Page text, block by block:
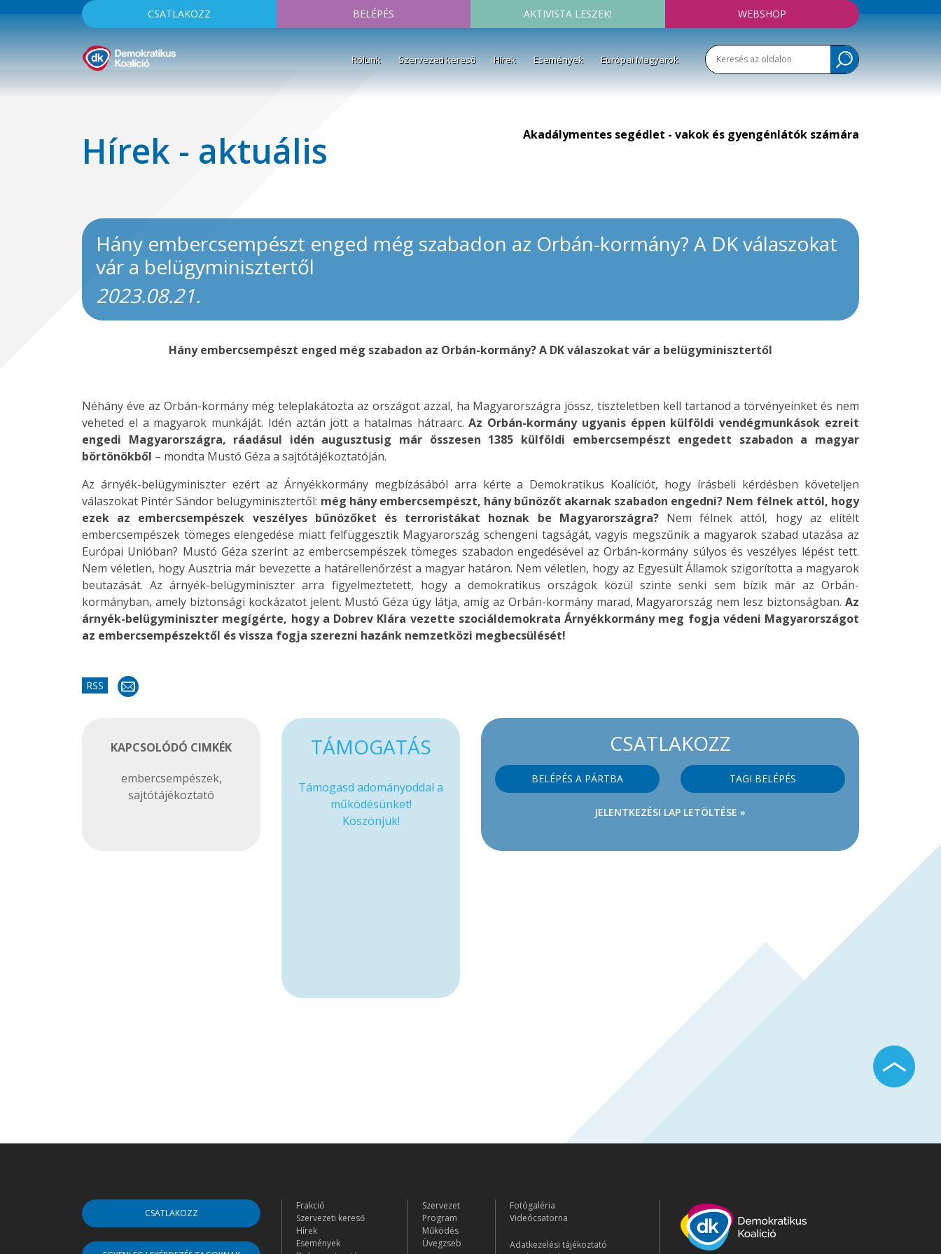
CSATLAKOZZ BELÉPÉS AKTIVISTA LESZEK! WEBSHOP
Rólunk Szervezeti kereső Hírek Események Európai Magyarok
Hírek - aktuális Akadálymentes segédlet - vakok és gyengénlátók számára
Hány embercsempészt enged még szabadon az Orbán-kormány? A DK válaszokat
vár a belügyminisztertől
2023.08.21.
Hány embercsempészt enged még szabadon az Orbán-kormány? A DK válaszokat vár a belügyminisztertől
Néhány éve az Orbán-kormány még teleplakátozta az országot azzal, ha Magyarországra jössz, tiszteletben kell tartanod a törvényeinket és nem
veheted el a magyarok munkáját. Idén aztán jött a hatalmas hátraarc.Az Orbán-kormány ugyanis éppen külföldi vendégmunkások ezreit
engedi Magyarországra, ráadásul idén augusztusig már összesen 1385 külföldi embercsempészt engedett szabadon a magyar
börtönökből – mondta Mustó Géza a sajtótájékoztatóján.
Az árnyék-belügyminiszter ezért az Árnyékkormány megbízásából arra kérte a Demokratikus Koalíciót, hogy írásbeli kérdésben követeljen
válaszokat Pintér Sándor belügyminisztertől: még hány embercsempészt, hány bűnözőt akarnak szabadon engedni? Nem félnek attól, hogy
ezek az embercsempészek veszélyes bűnözőket és terroristákat hoznak be Magyarországra?Nem félnek attól, hogy az elítélt
embercsempészek tömeges elengedése miatt felfüggesztik Magyarország schengeni tagságát, vagyis megszűnik a magyarok szabad utazása az
Európai Unióban? Mustó Géza szerint az embercsempészek tömeges szabadon engedésével az Orbán-kormány súlyos és veszélyes lépést tett.
Nem véletlen, hogy Ausztria már bevezette a határellenőrzést a magyar határon. Nem véletlen, hogy az Egyesült Államok szigorította a magyarok
beutazását. Az árnyék-belügyminiszter arra figyelmeztetett, hogy a demokratikus országok közül szinte senki sem bízik már az Orbán-
kormányban, amely biztonsági kockázatot jelent. Mustó Géza úgy látja, amíg az Orbán-kormány marad, Magyarország nem lesz biztonságban. Az
árnyék-belügyminiszter megígérte, hogy a Dobrev Klára vezette szociáldemokrata Árnyékkormány meg fogja védeni Magyarországot
az embercsempészektől és vissza fogja szerezni hazánk nemzetközi megbecsülését!
RSS
KAPCSOLÓDÓ CIMKÉK
embercsempészek,
sajtótájékoztató
CSATLAKOZZ
BELÉPÉS A PÁRTBA TAGI BELÉPÉS
JELENTKEZÉSI LAP LETÖLTÉSE »
TÁMOGATÁS
Támogasd adományoddal a
működésünket!
Köszönjük!
CSATLAKOZZ
Frakció
Szervezeti kereső
Hírek
Események
Szervezet
Program
Működés
Üvegzseb
Fotógaléria
Videócsatorna
Adatkezelési tájékoztató